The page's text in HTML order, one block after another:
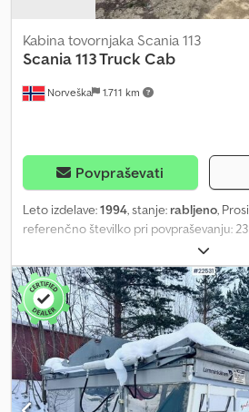
Norveška 1.711 km
Kabina tovornjaka Scania 113
Scania113 Truck Cab
Povpraševati
Leto izdelave:1994, stanje: rabljeno,
referenčno številko pri povpraševanju:
cca 1994 Pripravljeno za dobavo Lastna
= Dodatne informacije = Namen
Epex Abgekr Za več informacij se obrnite